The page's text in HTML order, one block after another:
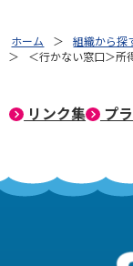
ホーム 組織から探
＜行かない窓口＞所
リンク集 プラ